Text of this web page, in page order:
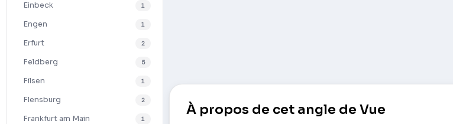
Einbeck 1
Engen 1
Erfurt 2
Feldberg 5
Filsen 1
Flensburg 2
Frankfurt am Main 1
À propos de cet angle de Vue